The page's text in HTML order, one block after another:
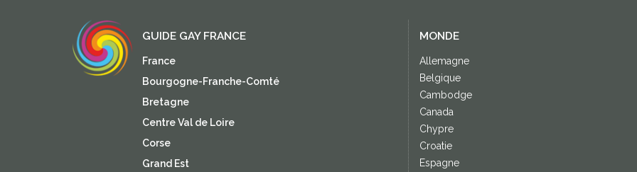
GUIDE GAY FRANCE
France
Bourgogne-Franche-Comté
Bretagne
Centre Val de Loire
Corse
Grand Est
MONDE
Allemagne
Belgique
Cambodge
Canada
Chypre
Croatie
Espagne